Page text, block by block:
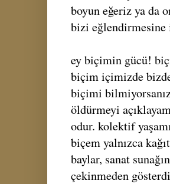
boyun eğeriz ya da
bizi
ey biçimin gücü!
biçim içimizde
biçimi
öldürmeyi
odur. kolektif
biçem yalnızca
baylar, sanat
çekinmeden